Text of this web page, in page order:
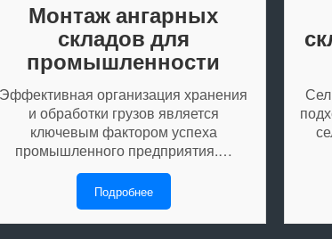
Монтаж ангарных
складов для
промышленности
Эффективная организация хранения
и обработки грузов является
ключевым фактором успеха
промышленного предприятия.…
Подробнее